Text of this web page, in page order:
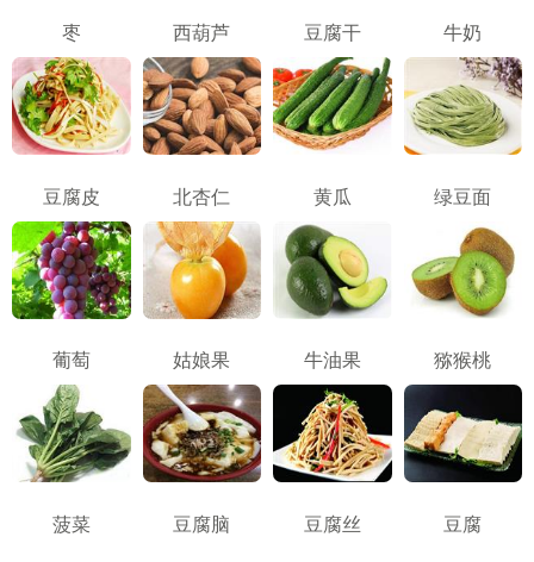
枣 西葫芦 豆腐干 牛奶
豆腐皮 北杏仁 黄瓜 绿豆面
葡萄 姑娘果 牛油果 猕猴桃
菠菜 豆腐脑 豆腐丝 豆腐